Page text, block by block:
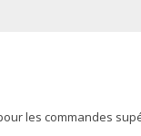
les commandes